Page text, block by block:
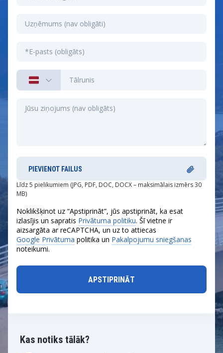
Kas notiks tālāk?
PIEVIENOT FAILUS
Līdz 5 pielikumiem (JPG, PDF, DOC, DOCX – maksimālais izmērs 30
MB)
Noklikšķinot uz “Apstiprināt”, jūs apstiprināt, ka esat
izlasījis un sapratis Privātuma politiku. Šī vietne ir
aizsargāta ar reCAPTCHA, un uz to attiecas
Google Privātuma politika un Pakalpojumu sniegšanas
noteikumi.